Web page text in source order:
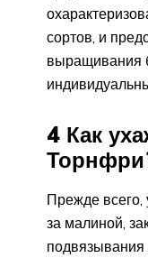
сортов, и
выращивания
4 Как
Прежде всего,
за малиной,